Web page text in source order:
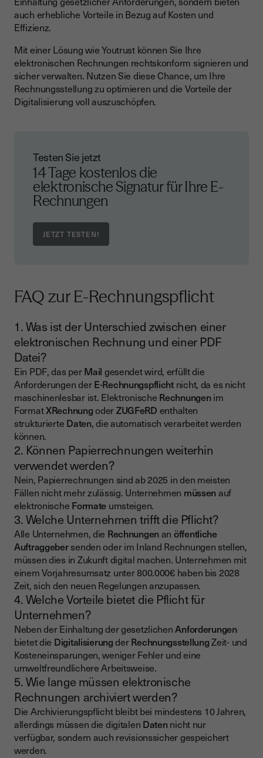
auch erhebliche Vorteile in Bezug auf Kosten und
Effizienz.
Mit einer Lösung wie Youtrust können Sie Ihre
elektronischen Rechnungen rechtskonform signieren und
sicher verwalten. Nutzen Sie diese Chance, um Ihre
Rechnungsstellung zu optimieren und die Vorteile der
Digitalisierung voll auszuschöpfen.
Testen Sie jetzt
14 Tage kostenlos die
elektronische Signatur für Ihre E-
Rechnungen
FAQ zur E-Rechnungspflicht
1. Was ist der Unterschied zwischen einer
elektronischen Rechnung und einer PDF
Datei?
Ein PDF, das perMail gesendet wird, erfüllt die
Anforderungen derE-Rechnungspflichtnicht, da es nicht
maschinenlesbar ist. Elektronische Rechnungenim
FormatXRechnungoderZUGFeRD enthalten
strukturierte Daten, die automatisch verarbeitet werden
können.
2. Können Papierrechnungen weiterhin
verwendet werden?
Nein, Papierrechnungen sind ab 2025 in den meisten
Fällen nicht mehr zulässig. Unternehmen müssenauf
elektronische Formate umsteigen.
3. Welche Unternehmen trifft die Pflicht?
Alle Unternehmen, die Rechnungenan öffentliche
Auftraggebersenden oder im Inland Rechnungen stellen,
müssen dies in Zukunft digital machen. Unternehmen mit
einem Vorjahresumsatz unter 800.000€ haben bis 2028
Zeit, sich den neuen Regelungen anzupassen.
4. Welche Vorteile bietet die Pflicht für
Unternehmen?
Neben der Einhaltung der gesetzlichenAnforderungen
bietet die DigitalisierungderRechnungsstellungZeit- und
Kosteneinsparungen, weniger Fehler und eine
umweltfreundlichere Arbeitsweise.
5. Wie lange müssen elektronische
Rechnungen archiviert werden?
Die Archivierungspflicht bleibt bei mindestens 10 Jahren,
allerdings müssen die digitalen Datennicht nur
verfügbar, sondern auch revisionssicher gespeichert
werden.